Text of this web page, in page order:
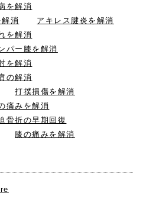
を解消
消
アキレス腱炎を解消
を解消
パー膝を解消
を解消
の解消
打撲損傷を解消
痛みを解消
骨折の早期回復
膝の痛みを解消